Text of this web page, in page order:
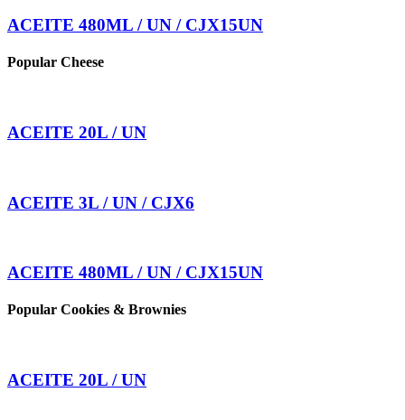
ACEITE 480ML / UN / CJX15UN
Popular Cheese
ACEITE 20L / UN
ACEITE 3L / UN / CJX6
ACEITE 480ML / UN / CJX15UN
Popular Cookies & Brownies
ACEITE 20L / UN